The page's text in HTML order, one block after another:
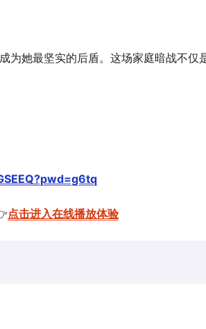
为她最坚实的后盾。这场家庭暗战不仅
点击进入在线播放体验